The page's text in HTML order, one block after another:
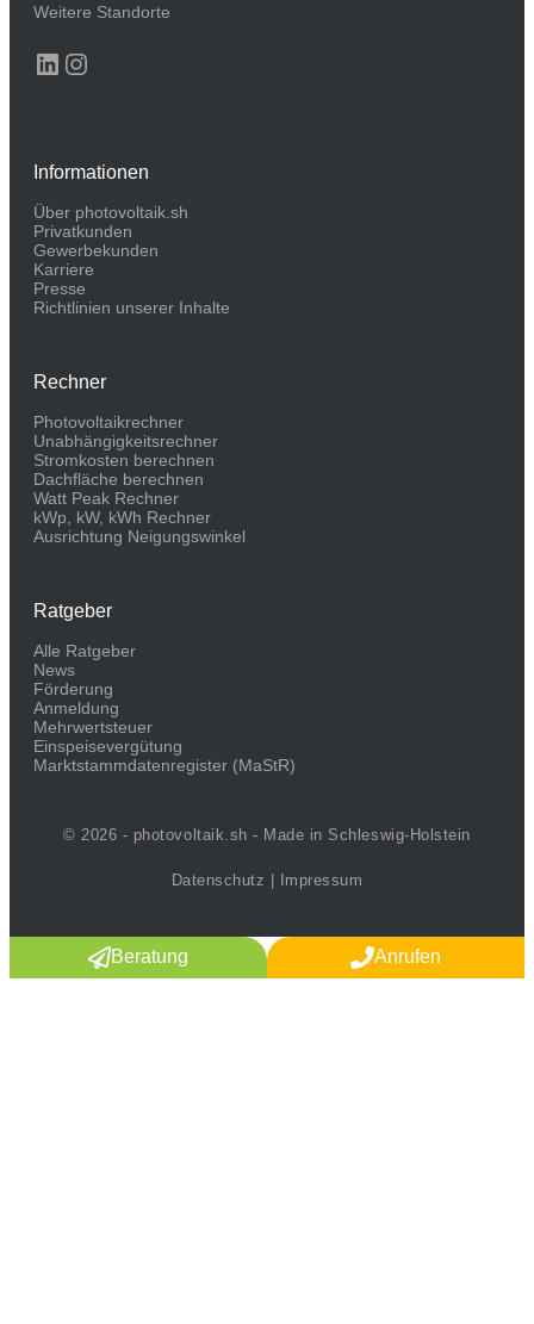
Weitere Standorte
LinkedIn
Instagram
Informationen
Über photovoltaik.sh
Privatkunden
Gewerbekunden
Karriere
Presse
Richtlinien unserer Inhalte
Rechner
Photovoltaikrechner
Unabhängigkeitsrechner
Stromkosten berechnen
Dachfläche berechnen
Watt Peak Rechner
kWp, kW, kWh Rechner
Ausrichtung Neigungswinkel
Ratgeber
Alle Ratgeber
News
Förderung
Anmeldung
Mehrwertsteuer
Einspeisevergütung
Marktstammdaten­register (MaStR)
© 2026 - photovoltaik.sh - Made in Schleswig-Holstein
Datenschutz | Impressum
Beratung Anrufen